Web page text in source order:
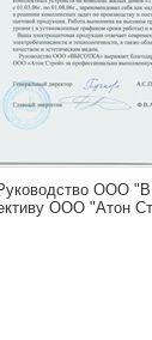
ООО
ООО "Атон